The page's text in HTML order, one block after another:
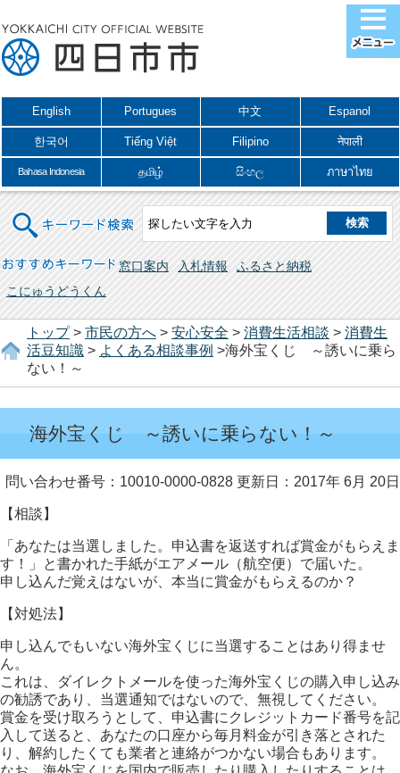
English Portugues 中文 Espanol
한국어 Tiếng Việt Filipino नेपाली
Bahasa Indonesia தமிழ் සිංහල ภาษาไทย
キーワード検索
おすすめキーワード 窓口案内 入札情報
ふるさと納税
こにゅうどうくん
トップ> 市民の方へ > 安心安全 > 消費生活相談 > 消費生
活豆知識 > よくある相談事例 >海外宝くじ ～誘いに乗ら
ない！～
海外宝くじ ～誘いに乗らない！～
問い合わせ番号：10010-0000-0828 更新日：2017年 6月 20日
【相談】
「あなたは当選しました。申込書を返送すれば賞金がもらえま
す！」と書かれた手紙がエアメール（航空便）で届いた。
申し込んだ覚えはないが、本当に賞金がもらえるのか？
【対処法】
申し込んでもいない海外宝くじに当選することはあり得ませ
ん。
これは、ダイレクトメールを使った海外宝くじの購入申し込み
の勧誘であり、当選通知ではないので、無視してください。
賞金を受け取ろうとして、申込書にクレジットカード番号を記
入して送ると、あなたの口座から毎月料金が引き落とされた
り、解約したくても業者と連絡がつかない場合もあります。